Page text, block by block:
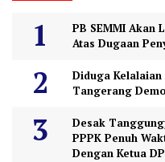
PB SEMMI Akan
Atas Dugaan
Diduga Kelalaian
Tangerang
Desak
PPPK Penuh
Dengan Ketua